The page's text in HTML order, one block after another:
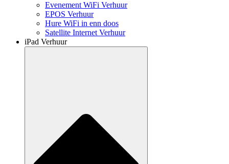
Evenement WiFi Verhuur
EPOS Verhuur
Hure WiFi in enn doos
Satellite Internet Verhuur
iPad Verhuur